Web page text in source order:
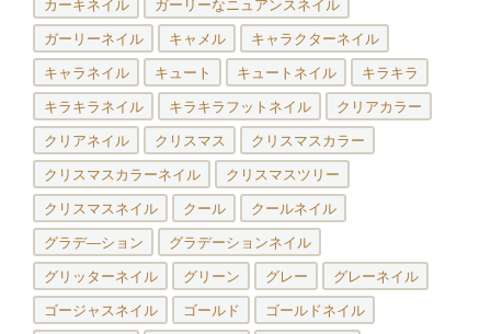
カーキネイル ガーリーなニュアンスネイル
ガーリーネイル キャメル キャラクターネイル
キャラネイル キュート キュートネイル キラキラ
キラキラネイル キラキラフットネイル クリアカラー
クリアネイル クリスマス クリスマスカラー
クリスマスカラーネイル クリスマスツリー
クリスマスネイル クール クールネイル
グラデ―ション グラデーションネイル
グリッターネイル グリーン グレー グレーネイル
ゴージャスネイル ゴールド ゴールドネイル